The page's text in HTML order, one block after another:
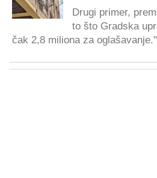
Drugi primer,
to što Gradska
čak 2,8 miliona za